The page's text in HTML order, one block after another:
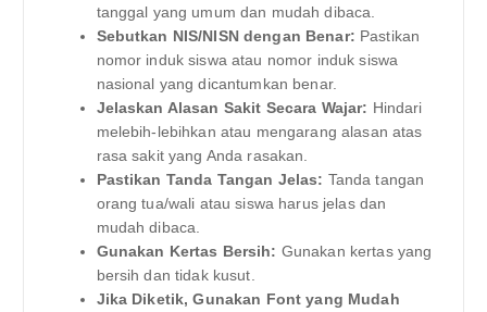
tanggal yang umum dan mudah dibaca.
Sebutkan NIS/NISN dengan Benar: Pastikan
nomor induk siswa atau nomor induk siswa
nasional yang dicantumkan benar.
Jelaskan Alasan Sakit Secara Wajar: Hindari
melebih-lebihkan atau mengarang alasan atas
rasa sakit yang Anda rasakan.
Pastikan Tanda Tangan Jelas: Tanda tangan
orang tua/wali atau siswa harus jelas dan
mudah dibaca.
Gunakan Kertas Bersih: Gunakan kertas yang
bersih dan tidak kusut.
Jika Diketik, Gunakan Font yang Mudah